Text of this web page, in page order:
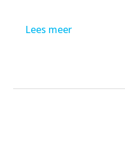
Lees meer